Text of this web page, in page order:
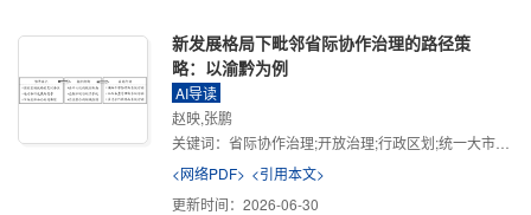
新发展格局下毗邻省际协作治理的路径策
略：以渝黔为例
AI导读
赵映,张鹏
关键词： 省际协作治理;开放治理;行政区划;统一大市场;新发展格局
<网络PDF> <引用本文>
更新时间： 2026-06-30